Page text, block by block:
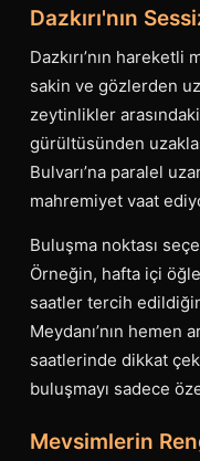
Dazkırı'nın
Dazkırı’nın
sakin ve gözlerden
zeytinlikler
gürültüsünden
Bulvarı’na paralel
mahremiyet vaat
Buluşma noktası
Örneğin, hafta içi
saatler tercih
Meydanı’nın hemen
saatlerinde dikkat
buluşmayı sadece
Mevsimlerin